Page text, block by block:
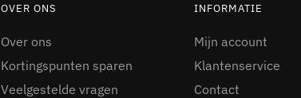
OVER ONS
Over ons
Kortingspunten sparen
Veelgestelde vragen
INFORMATIE
Mijn account
Klantenservice
Contact